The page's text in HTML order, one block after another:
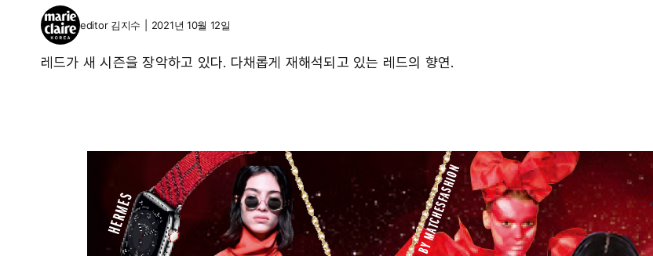
editor 김지수 2021년 10월 12일
레드가 새 시즌을 장악하고 있다. 다채롭게 재해석되고 있는 레드의 향연.